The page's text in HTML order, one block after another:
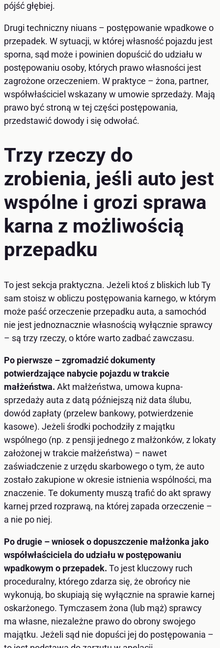
pójść głębiej.
Drugi techniczny niuans – postępowanie wpadkowe o
przepadek. W sytuacji, w której własność pojazdu jest
sporna, sąd może i powinien dopuścić do udziału w
postępowaniu osoby, których prawo własności jest
zagrożone orzeczeniem. W praktyce – żona, partner,
współwłaściciel wskazany w umowie sprzedaży. Mają
prawo być stroną w tej części postępowania,
przedstawić dowody i się odwołać.
Trzy rzeczy do
zrobienia, jeśli auto jest
wspólne i grozi sprawa
karna z możliwością
przepadku
To jest sekcja praktyczna. Jeżeli ktoś z bliskich lub Ty
sam stoisz w obliczu postępowania karnego, w którym
może paść orzeczenie przepadku auta, a samochód
nie jest jednoznacznie własnością wyłącznie sprawcy
– są trzy rzeczy, o które warto zadbać zawczasu.
Po pierwsze – zgromadzić dokumenty
potwierdzające nabycie pojazdu w trakcie
małżeństwa. Akt małżeństwa, umowa kupna-
sprzedaży auta z datą późniejszą niż data ślubu,
dowód zapłaty (przelew bankowy, potwierdzenie
kasowe). Jeżeli środki pochodziły z majątku
wspólnego (np. z pensji jednego z małżonków, z lokaty
założonej w trakcie małżeństwa) – nawet
zaświadczenie z urzędu skarbowego o tym, że auto
zostało zakupione w okresie istnienia wspólności, ma
znaczenie. Te dokumenty muszą trafić do akt sprawy
karnej przed rozprawą, na której zapada orzeczenie –
a nie po niej.
Po drugie – wniosek o dopuszczenie małżonka jako
współwłaściciela do udziału w postępowaniu
wpadkowym o przepadek. To jest kluczowy ruch
proceduralny, którego zdarza się, że obrońcy nie
wykonują, bo skupiają się wyłącznie na sprawie karnej
oskarżonego. Tymczasem żona (lub mąż) sprawcy
ma własne, niezależne prawo do obrony swojego
majątku. Jeżeli sąd nie dopuści jej do postępowania –